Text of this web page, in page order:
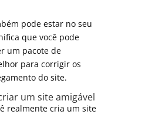
pode estar no seu
que você pode
um pacote de
para corrigir os
do site.
um site amigável
realmente cria um site